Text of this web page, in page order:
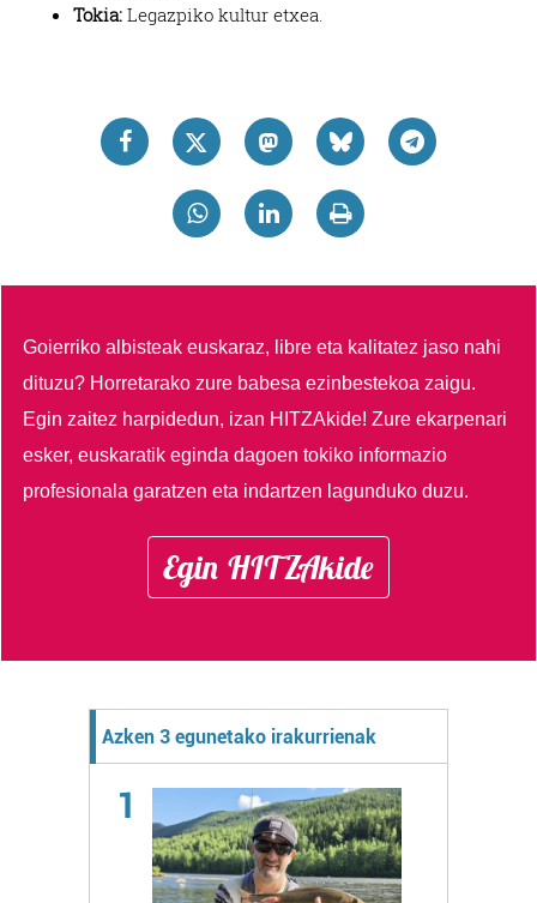
Tokia: Legazpiko kultur etxea.
Goierriko albisteak euskaraz, libre eta kalitatez jaso nahi
dituzu? Horretarako zure babesa ezinbestekoa zaigu.
Egin zaitez harpidedun, izan HITZAkide!Zure ekarpenari
esker, euskaratik eginda dagoen tokiko informazio
profesionala garatzen eta indartzen lagunduko duzu.
Egin HITZAkide
Azken 3 egunetako irakurrienak
1